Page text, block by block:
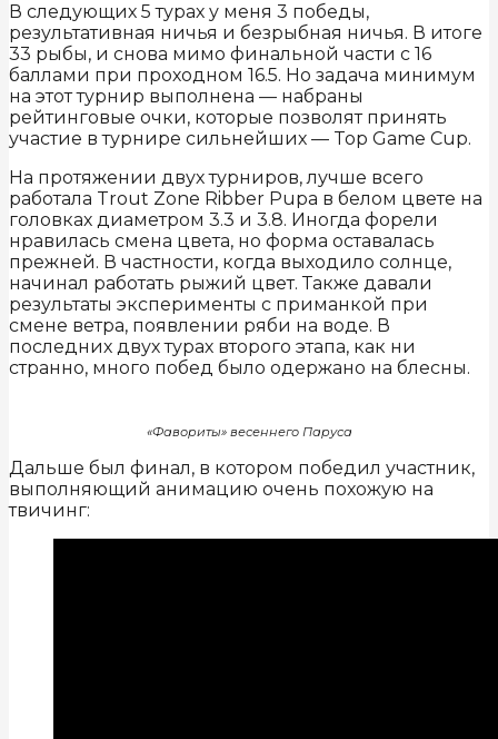
В следующих 5 турах у меня 3 победы,
результативная ничья и безрыбная ничья. В итоге
33 рыбы, и снова мимо финальной части с 16
баллами при проходном 16.5. Но задача минимум
на этот турнир выполнена — набраны
рейтинговые очки, которые позволят принять
участие в турнире сильнейших — Top Game Cup.
На протяжении двух турниров, лучше всего
работала Trout Zone Ribber Pupa в белом цвете на
головках диаметром 3.3 и 3.8. Иногда форели
нравилась смена цвета, но форма оставалась
прежней. В частности, когда выходило солнце,
начинал работать рыжий цвет. Также давали
результаты эксперименты с приманкой при
смене ветра, появлении ряби на воде. В
последних двух турах второго этапа, как ни
странно, много побед было одержано на блесны.
«Фавориты» весеннего Паруса
Дальше был финал, в котором победил участник,
выполняющий анимацию очень похожую на
твичинг: